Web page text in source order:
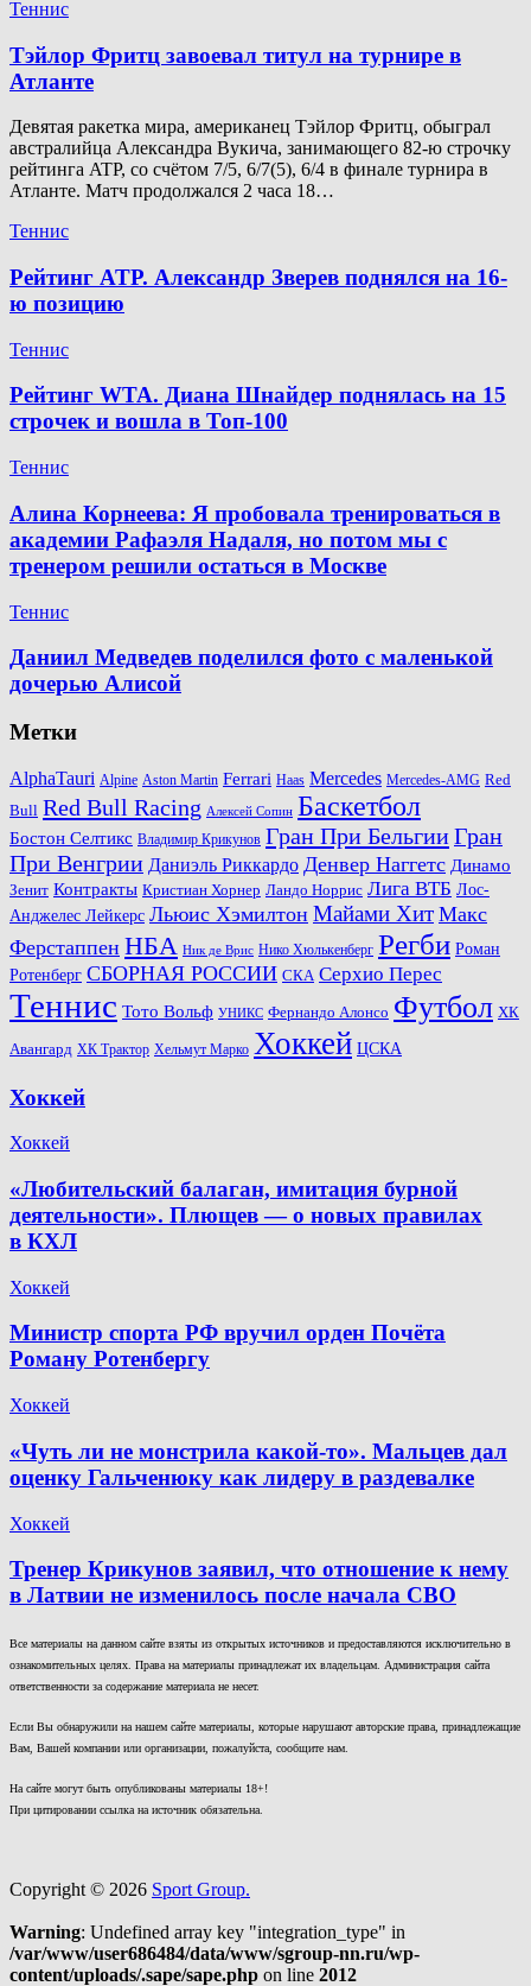
Теннис
Тэйлор Фритц завоевал титул на турнире в
Атланте
Девятая ракетка мира, американец Тэйлор Фритц, обыграл
австралийца Александра Вукича, занимающего 82-ю строчку
рейтинга ATP, со счётом 7/5, 6/7(5), 6/4 в финале турнира в
Атланте. Матч продолжался 2 часа 18…
Теннис
Рейтинг ATP. Александр Зверев поднялся на 16-
ю позицию
Теннис
Рейтинг WTA. Диана Шнайдер поднялась на 15
строчек и вошла в Топ-100
Теннис
Алина Корнеева: Я пробовала тренироваться в
академии Рафаэля Надаля, но потом мы с
тренером решили остаться в Москве
Теннис
Даниил Медведев поделился фото с маленькой
дочерью Алисой
Метки
AlphaTauri Alpine Aston Martin Ferrari Haas Mercedes Mercedes-AMG Red
Bull Red Bull Racing Алексей Сопин Баскетбол
Бостон Селтикс Владимир Крикунов Гран При БельгииГран
При Венгрии Даниэль Риккардо Денвер Наггетс Динамо
Зенит Контракты Кристиан Хорнер Ландо Норрис Лига ВТБ Лос-
Анджелес Лейкерс Льюис Хэмилтон Майами Хит Макс
Ферстаппен НБА Ник де Врис Нико Хюлькенберг Регби Роман
Ротенберг СБОРНАЯ РОССИИ СКА Серхио Перес
Теннис Тото Вольф УНИКС Фернандо Алонсо Футбол ХК
Авангард ХК Трактор Хельмут Марко Хоккей ЦСКА
Хоккей
Хоккей
«Любительский балаган, имитация бурной
деятельности». Плющев — о новых правилах
в КХЛ
Хоккей
Министр спорта РФ вручил орден Почёта
Роману Ротенбергу
Хоккей
«Чуть ли не монстрила какой-то». Мальцев дал
оценку Гальченюку как лидеру в раздевалке
Хоккей
Тренер Крикунов заявил, что отношение к нему
в Латвии не изменилось после начала СВО
Все материалы на данном сайте взяты из открытых источников и предоставляются исключительно в
ознакомительных целях. Права на материалы принадлежат их владельцам. Администрация сайта
ответственности за содержание материала не несет.
Если Вы обнаружили на нашем сайте материалы, которые нарушают авторские права, принадлежащие
Вам, Вашей компании или организации, пожалуйста, сообщите нам.
На сайте могут быть опубликованы материалы 18+!
При цитировании ссылка на источник обязательна.
Copyright © 2026 Sport Group.
Warning: Undefined array key "integration_type" in
/var/www/user686484/data/www/sgroup-nn.ru/wp-
content/uploads/.sape/sape.php on line 2012